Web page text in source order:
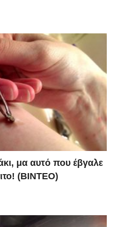
μα αυτό που έβγαλε
(BINTEO)